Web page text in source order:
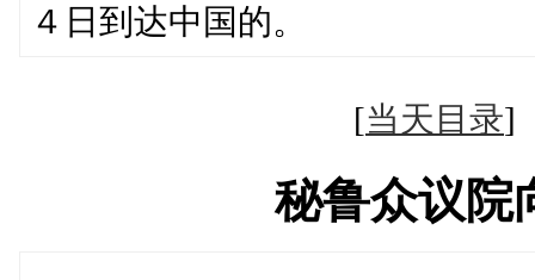
４日到达中国的。
[当天目录
秘鲁众议院